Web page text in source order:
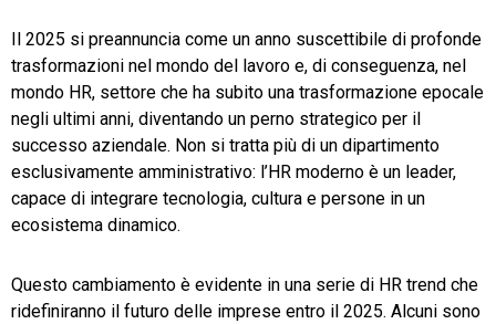
TeamSystem Store
Il 2025 si preannuncia come un anno suscettibile di profonde
trasformazioni nel mondo del lavoro e, di conseguenza, nel
mondo HR, settore che ha subito una trasformazione epocale
negli ultimi anni, diventando un perno strategico per il
successo aziendale. Non si tratta più di un dipartimento
esclusivamente amministrativo: l’HR moderno è un leader,
capace di integrare tecnologia, cultura e persone in un
ecosistema dinamico.
Questo cambiamento è evidente in una serie di HR trend che
ridefiniranno il futuro delle imprese entro il 2025. Alcuni sono